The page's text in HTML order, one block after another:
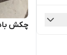
چکش بادی 7 کیلویی